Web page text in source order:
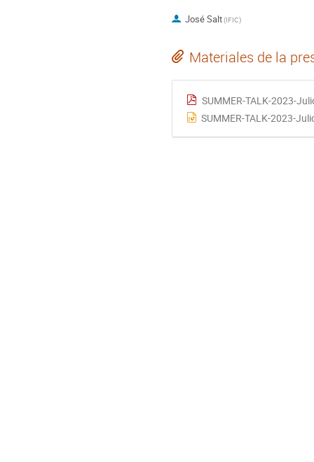
José Salt(IFIC)
Materiales de la
SUMMER-TALK-2023-
SUMMER-TALK-2023-